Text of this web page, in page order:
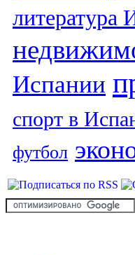
литература
Испании
спорт в
футбол